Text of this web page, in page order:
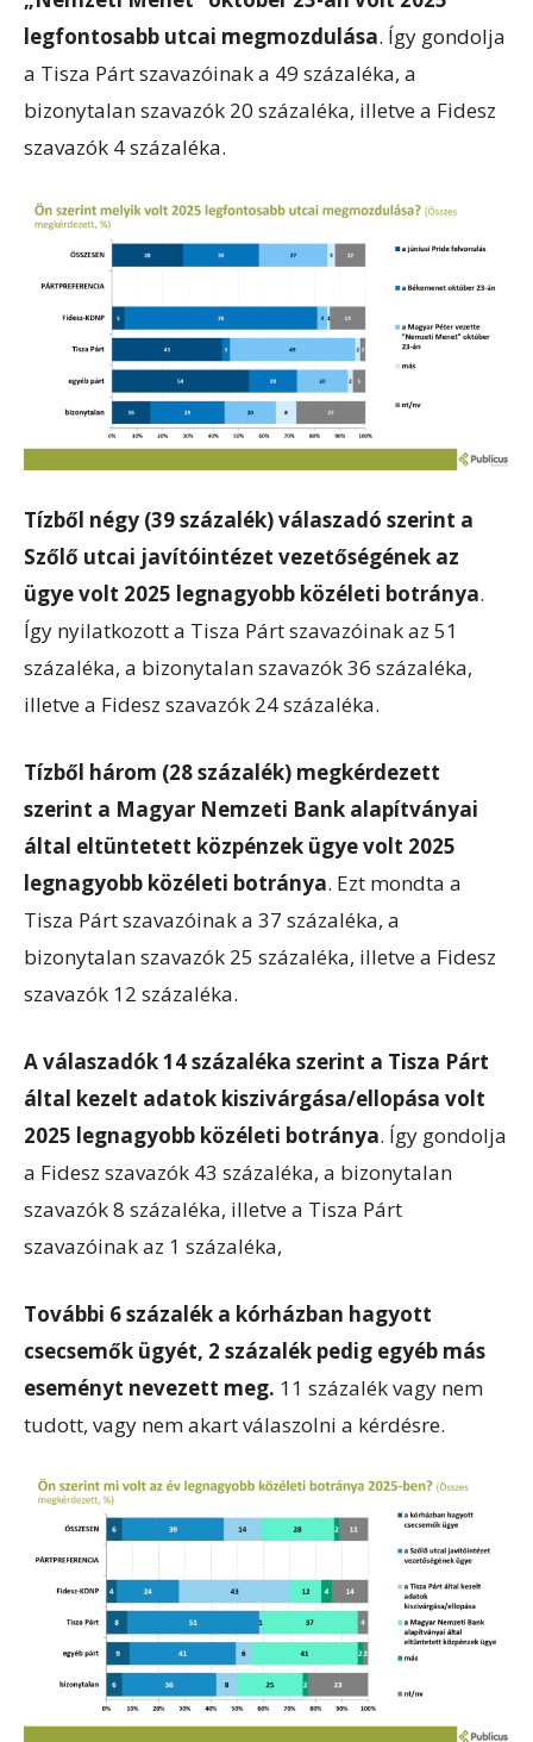
legfontosabb utcai megmozdulása. Így gondolja
a Tisza Párt szavazóinak a 49 százaléka, a
bizonytalan szavazók 20 százaléka, illetve a Fidesz
szavazók 4 százaléka.
Tízből négy (39 százalék) válaszadó szerint a
Szőlő utcai javítóintézet vezetőségének az
ügye volt 2025 legnagyobb közéleti botránya.
Így nyilatkozott a Tisza Párt szavazóinak az 51
százaléka, a bizonytalan szavazók 36 százaléka,
illetve a Fidesz szavazók 24 százaléka.
Tízből három (28 százalék) megkérdezett
szerint a Magyar Nemzeti Bank alapítványai
által eltüntetett közpénzek ügye volt 2025
legnagyobb közéleti botránya. Ezt mondta a
Tisza Párt szavazóinak a 37 százaléka, a
bizonytalan szavazók 25 százaléka, illetve a Fidesz
szavazók 12 százaléka.
A válaszadók 14 százaléka szerint a Tisza Párt
által kezelt adatok kiszivárgása/ellopása volt
2025 legnagyobb közéleti botránya. Így gondolja
a Fidesz szavazók 43 százaléka, a bizonytalan
szavazók 8 százaléka, illetve a Tisza Párt
szavazóinak az 1 százaléka,
További 6 százalék a kórházban hagyott
csecsemők ügyét, 2 százalék pedig egyéb más
eseményt nevezett meg. 11 százalék vagy nem
tudott, vagy nem akart válaszolni a kérdésre.